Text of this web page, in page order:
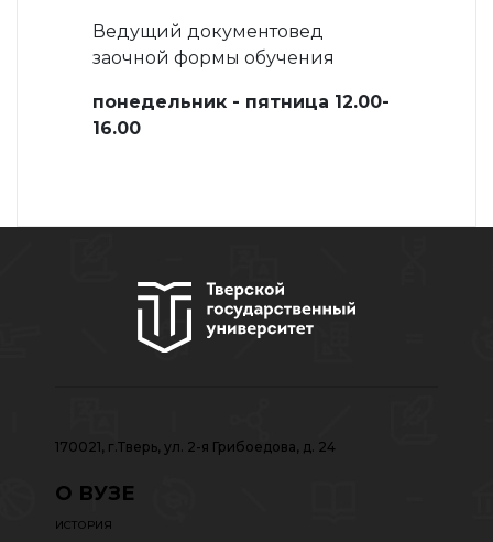
Ведущий документовед
заочной формы обучения
понедельник - пятница 12.00-
16.00
170021, г.Тверь, ул. 2-я Грибоедова, д. 24
О ВУЗЕ
ИСТОРИЯ